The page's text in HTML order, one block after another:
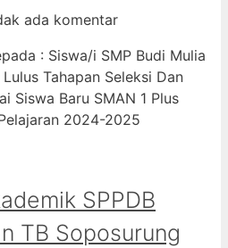
ada komentar
: Siswa/i SMP Budi Mulia
Tahapan Seleksi Dan
Siswa Baru SMAN 1 Plus
2024-2025
SPPDB
TB Soposurung